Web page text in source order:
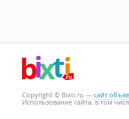
Copyright © Bixti.ru — сайт
Использование сайта, в том